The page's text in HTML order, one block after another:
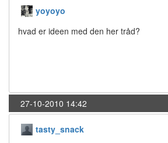
yoyoyo
hvad er ideen med den her tråd?
27-10-2010 14:42
tasty_snack